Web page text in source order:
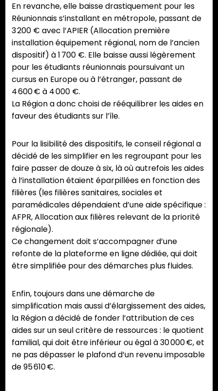
En revanche, elle baisse drastiquement pour les
Réunionnais s’installant en métropole, passant de
3 200 € avec l’APIER (Allocation première
installation équipement régional, nom de l’ancien
dispositif) à 1 700 €. Elle baisse aussi légèrement
pour les étudiants réunionnais poursuivant un
cursus en Europe ou à l’étranger, passant de
4 600 € à 4 000 €.
La Région a donc choisi de rééquilibrer les aides en
faveur des étudiants sur l’île.
Pour la lisibilité des dispositifs, le conseil régional a
décidé de les simplifier en les regroupant pour les
faire passer de douze à six, là où autrefois les aides
à l’installation étaient éparpillées en fonction des
filières (les filières sanitaires, sociales et
paramédicales dépendaient d’une aide spécifique :
AFPR, Allocation aux filières relevant de la priorité
régionale).
Ce changement doit s’accompagner d’une
refonte de la plateforme en ligne dédiée, qui doit
être simplifiée pour des démarches plus fluides.
Enfin, toujours dans une démarche de
simplification mais aussi d’élargissement des aides,
la Région a décidé de fonder l’attribution de ces
aides sur un seul critère de ressources : le quotient
familial, qui doit être inférieur ou égal à 30 000 €, et
ne pas dépasser le plafond d’un revenu imposable
de 95 610 €.